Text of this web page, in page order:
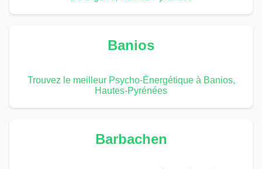
Banios
Trouvez le meilleur Psycho-Énergétique à Banios,
Hautes-Pyrénées
Barbachen